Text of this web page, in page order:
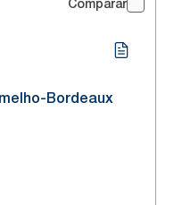
Comparar
Bordeaux